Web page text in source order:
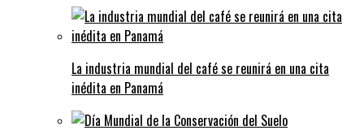
La industria mundial del café se reunirá en una cita
inédita en Panamá